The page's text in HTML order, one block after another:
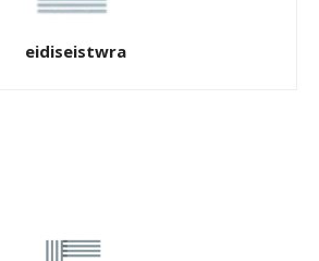
eidiseistwra